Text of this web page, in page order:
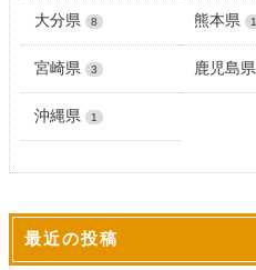
大分県 8 熊本県 1
宮崎県 3 鹿児島県
沖縄県 1
最近の投稿